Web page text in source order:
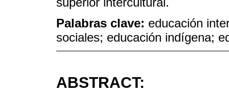
Palabras clave: educación
sociales; educación indígena;
ABSTRACT: